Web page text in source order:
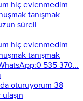
hiç evlenmedim
tanışmak
süreli
hiç evlenmedim
tanışmak
535 370...
oturuyorum 38